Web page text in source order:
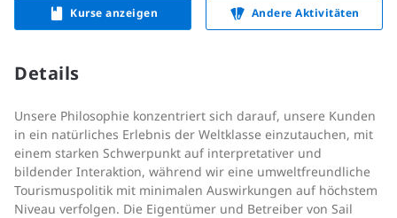
Kurse anzeigen Andere Aktivitäten
Details
Unsere Philosophie konzentriert sich darauf, unsere Kunden
in ein natürliches Erlebnis der Weltklasse einzutauchen, mit
einem starken Schwerpunkt auf interpretativer und
bildender Interaktion, während wir eine umweltfreundliche
Tourismuspolitik mit minimalen Auswirkungen auf höchstem
Niveau verfolgen. Die Eigentümer und Betreiber von Sail